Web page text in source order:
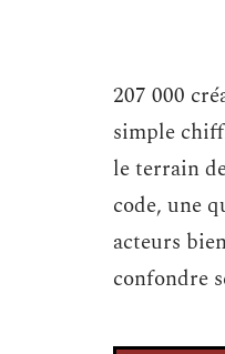
207 000
simple
le terrain
code, une
acteurs
confondre